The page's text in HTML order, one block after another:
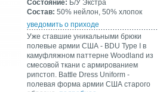
Состояние: Б/У Экстра
Состав: 50% нейлон, 50% хлопок
уведомить о приходе
Уже ставшие уникальными брюки
полевые армии США - BDU Type I в
камуфляжном паттерне Woodland из
смесовой ткани с армированием
рипстоп. Battle Dress Uniform -
полевая форма армии США старого